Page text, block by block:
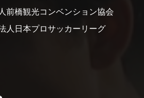
前橋観光コンベンション協会
人日本プロサッカーリーグ